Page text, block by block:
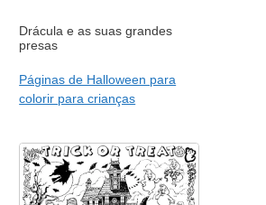
Drácula e as suas grandes
presas
Páginas de Halloween para
colorir para crianças